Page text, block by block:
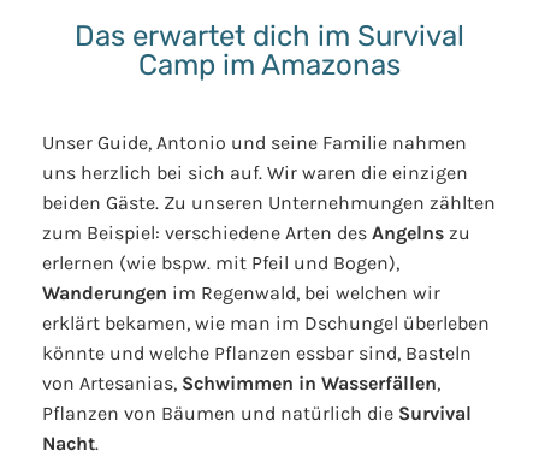
Das erwartet dich im Survival
Camp im Amazonas
Unser Guide, Antonio und seine Familie nahmen
uns herzlich bei sich auf. Wir waren die einzigen
beiden Gäste. Zu unseren Unternehmungen zählten
zum Beispiel: verschiedene Arten des Angelns zu
erlernen (wie bspw. mit Pfeil und Bogen),
Wanderungen im Regenwald, bei welchen wir
erklärt bekamen, wie man im Dschungel überleben
könnte und welche Pflanzen essbar sind, Basteln
von Artesanias, Schwimmen in Wasserfällen,
Pflanzen von Bäumen und natürlich die Survival
Nacht.